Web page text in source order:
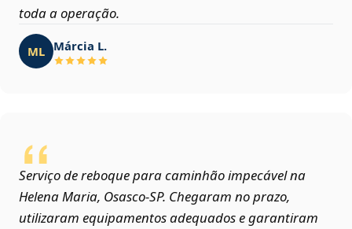
toda a operação.
ML Márcia L.
Serviço de reboque para caminhão impecável na
Helena Maria, Osasco‑SP. Chegaram no prazo,
utilizaram equipamentos adequados e garantiram